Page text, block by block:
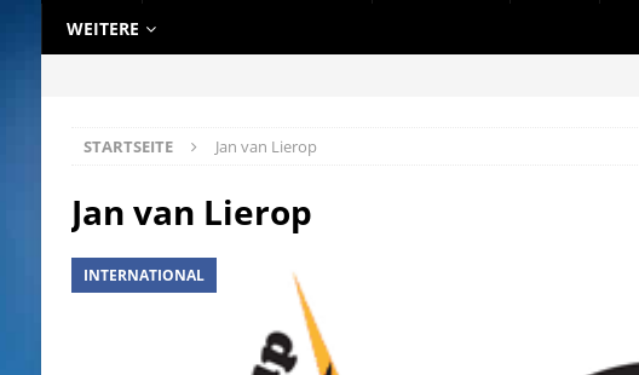
WEITERE
STARTSEITE Jan van Lierop
Jan van Lierop
INTERNATIONAL